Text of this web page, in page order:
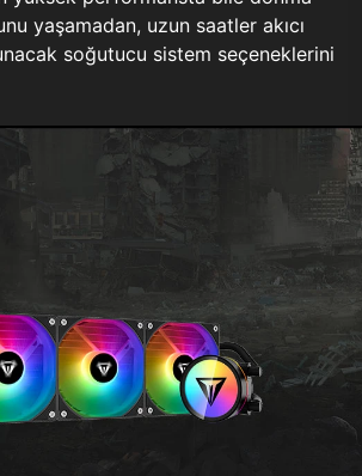
yaşamadan, uzun saatler akıcı
soğutucu sistem seçeneklerini